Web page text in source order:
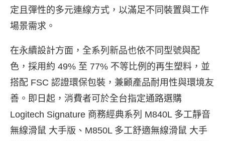
定且彈性的多元連線方式，以滿足不同裝置與工作
場景需求。
在永續設計方面，全系列新品也依不同型號與配
色，採用約 49% 至 77% 不等比例的再生塑料，並
搭配 FSC 認證環保包裝，兼顧產品耐用性與環境友
善。即日起，消費者可於全台指定通路選購
Logitech Signature 商務經典系列 M840L 多工靜音
無線滑鼠 大手版、M850L 多工舒適無線滑鼠 大手